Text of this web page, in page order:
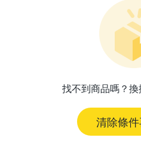
找不到商品嗎？換
清除條